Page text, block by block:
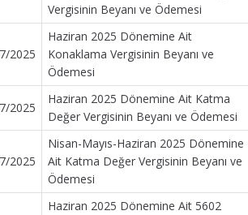
Vergisinin Beyanı ve Ödemesi
2025
Haziran 2025 Dönemine Ait
Konaklama Vergisinin Beyanı ve
Ödemesi
2025
Haziran 2025 Dönemine Ait Katma
Değer Vergisinin Beyanı ve Ödemesi
2025
Nisan-Mayıs-Haziran 2025 Dönemine
Ait Katma Değer Vergisinin Beyanı ve
Ödemesi
Haziran 2025 Dönemine Ait 5602